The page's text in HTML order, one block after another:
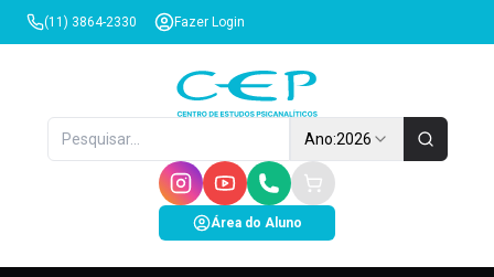
(11) 3864-2330 Fazer Login
Ano:2026
Área do Aluno